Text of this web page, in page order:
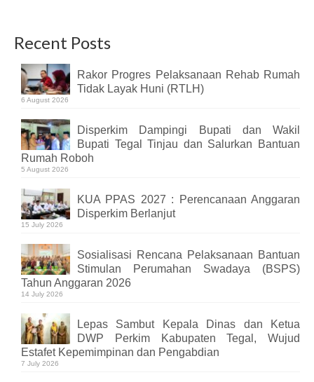
Recent Posts
Rakor Progres Pelaksanaan Rehab Rumah
Tidak Layak Huni (RTLH)
6 August 2026
Disperkim Dampingi Bupati dan Wakil
Bupati Tegal Tinjau dan Salurkan Bantuan
Rumah Roboh
5 August 2026
KUA PPAS 2027 : Perencanaan Anggaran
Disperkim Berlanjut
15 July 2026
Sosialisasi Rencana Pelaksanaan Bantuan
Stimulan Perumahan Swadaya (BSPS)
Tahun Anggaran 2026
14 July 2026
Lepas Sambut Kepala Dinas dan Ketua
DWP Perkim Kabupaten Tegal, Wujud
Estafet Kepemimpinan dan Pengabdian
7 July 2026